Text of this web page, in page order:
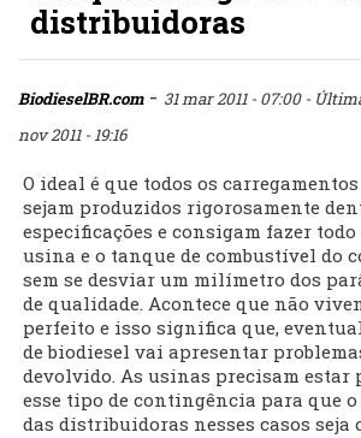
distribuidoras
BiodieselBR.com- 31 mar 2011 - 07:00 -
nov 2011 - 19:16
O ideal é que todos os
sejam produzidos rigorosamente
especificações e consigam fazer
usina e o tanque de combustível do
sem se desviar um milímetro dos
de qualidade. Acontece que não
perfeito e isso significa que,
de biodiesel vai apresentar
devolvido. As usinas precisam estar
esse tipo de contingência para que
das distribuidoras nesses casos seja